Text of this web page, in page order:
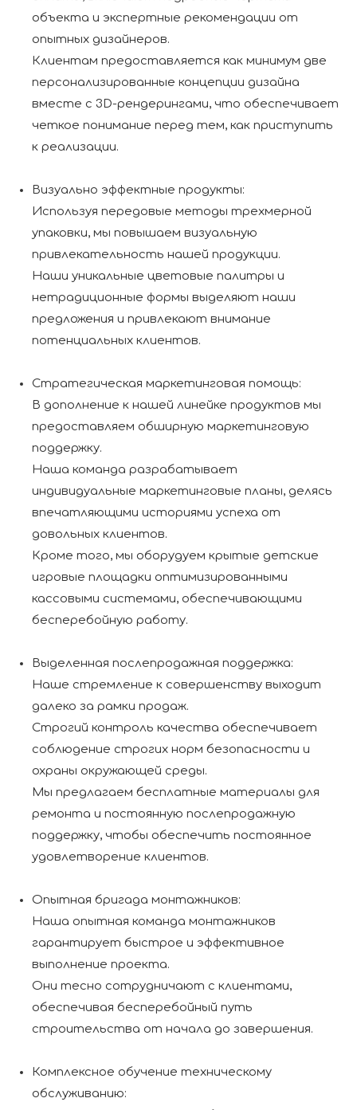
объекта и экспертные рекомендации от
опытных дизайнеров.
Клиентам предоставляется как минимум две
персонализированные концепции дизайна
вместе с 3D-рендерингами, что обеспечивает
четкое понимание перед тем, как приступить
к реализации.
Визуально эффектные продукты:
Используя передовые методы трехмерной
упаковки, мы повышаем визуальную
привлекательность нашей продукции.
Наши уникальные цветовые палитры и
нетрадиционные формы выделяют наши
предложения и привлекают внимание
потенциальных клиентов.
Стратегическая маркетинговая помощь:
В дополнение к нашей линейке продуктов мы
предоставляем обширную маркетинговую
поддержку.
Наша команда разрабатывает
индивидуальные маркетинговые планы, делясь
впечатляющими историями успеха от
довольных клиентов.
Кроме того, мы оборудуем крытые детские
игровые площадки оптимизированными
кассовыми системами, обеспечивающими
бесперебойную работу.
Выделенная послепродажная поддержка:
Наше стремление к совершенству выходит
далеко за рамки продаж.
Строгий контроль качества обеспечивает
соблюдение строгих норм безопасности и
охраны окружающей среды.
Мы предлагаем бесплатные материалы для
ремонта и постоянную послепродажную
поддержку, чтобы обеспечить постоянное
удовлетворение клиентов.
Опытная бригада монтажников:
Наша опытная команда монтажников
гарантирует быстрое и эффективное
выполнение проекта.
Они тесно сотрудничают с клиентами,
обеспечивая бесперебойный путь
строительства от начала до завершения.
Комплексное обучение техническому
обслуживанию: